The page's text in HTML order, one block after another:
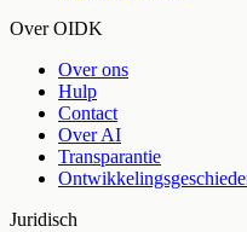
Over OIDK
Over ons
Hulp
Contact
Over AI
Transparantie
Juridisch